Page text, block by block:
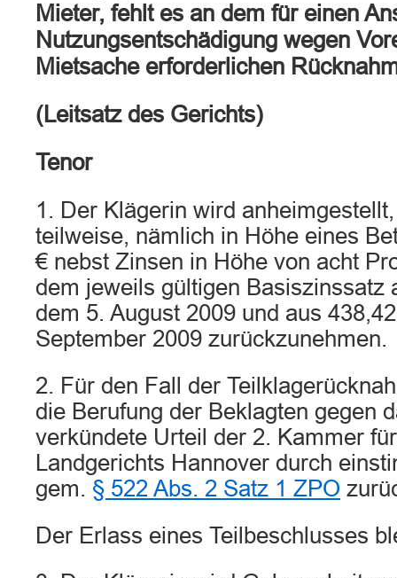
Mieter, fehlt es an dem für einen
Nutzungsentschädigung wegen
Mietsache erforderlichen
(Leitsatz des Gerichts)
Tenor
1. Der Klägerin wird
teilweise, nämlich in Höhe eines
€ nebst Zinsen in Höhe von acht
dem jeweils gültigen Basiszinssatz
dem 5. August 2009 und aus
September 2009 zurückzunehmen.
2. Für den Fall der
die Berufung der Beklagten gegen
verkündete Urteil der 2. Kammer
Landgerichts Hannover durch
gem. § 522 Abs. 2 Satz 1 ZPO
Der Erlass eines Teilbeschlusses